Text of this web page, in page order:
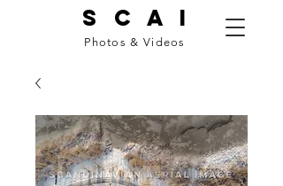
S C A I
Photos & Videos